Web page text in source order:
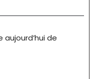
aujourd’hui de